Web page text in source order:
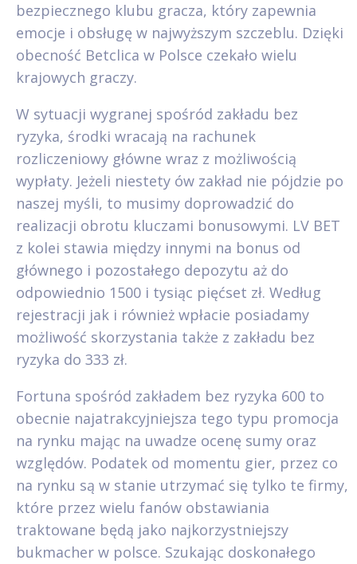
bezpiecznego klubu gracza, który zapewnia
emocje i obsługę w najwyższym szczeblu. Dzięki
obecność Betclica w Polsce czekało wielu
krajowych graczy.
W sytuacji wygranej spośród zakładu bez
ryzyka, środki wracają na rachunek
rozliczeniowy główne wraz z możliwością
wypłaty. Jeżeli niestety ów zakład nie pójdzie po
naszej myśli, to musimy doprowadzić do
realizacji obrotu kluczami bonusowymi. LV BET
z kolei stawia między innymi na bonus od
głównego i pozostałego depozytu aż do
odpowiednio 1500 i tysiąc pięćset zł. Według
rejestracji jak i również wpłacie posiadamy
możliwość skorzystania także z zakładu bez
ryzyka do 333 zł.
Fortuna spośród zakładem bez ryzyka 600 to
obecnie najatrakcyjniejsza tego typu promocja
na rynku mając na uwadze ocenę sumy oraz
względów. Podatek od momentu gier, przez co
na rynku są w stanie utrzymać się tylko te firmy,
które przez wielu fanów obstawiania
traktowane będą jako najkorzystniejszy
bukmacher w polsce. Szukając doskonałego